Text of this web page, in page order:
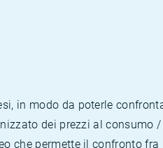
in modo da poterle
dei prezzi al consumo /
che permette il confronto